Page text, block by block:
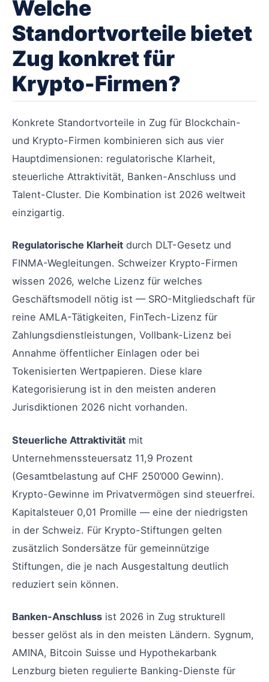
Welche
Standortvorteile bietet
Zug konkret für
Krypto-Firmen?
Konkrete Standortvorteile in Zug für Blockchain-
und Krypto-Firmen kombinieren sich aus vier
Hauptdimensionen: regulatorische Klarheit,
steuerliche Attraktivität, Banken-Anschluss und
Talent-Cluster. Die Kombination ist 2026 weltweit
einzigartig.
Regulatorische Klarheit durch DLT-Gesetz und
FINMA-Wegleitungen. Schweizer Krypto-Firmen
wissen 2026, welche Lizenz für welches
Geschäftsmodell nötig ist — SRO-Mitgliedschaft für
reine AMLA-Tätigkeiten, FinTech-Lizenz für
Zahlungsdienstleistungen, Vollbank-Lizenz bei
Annahme öffentlicher Einlagen oder bei
Tokenisierten Wertpapieren. Diese klare
Kategorisierung ist in den meisten anderen
Jurisdiktionen 2026 nicht vorhanden.
Steuerliche Attraktivität mit
Unternehmenssteuersatz 11,9 Prozent
(Gesamtbelastung auf CHF 250’000 Gewinn).
Krypto-Gewinne im Privatvermögen sind steuerfrei.
Kapitalsteuer 0,01 Promille — eine der niedrigsten
in der Schweiz. Für Krypto-Stiftungen gelten
zusätzlich Sondersätze für gemeinnützige
Stiftungen, die je nach Ausgestaltung deutlich
reduziert sein können.
Banken-Anschluss ist 2026 in Zug strukturell
besser gelöst als in den meisten Ländern. Sygnum,
AMINA, Bitcoin Suisse und Hypothekarbank
Lenzburg bieten regulierte Banking-Dienste für